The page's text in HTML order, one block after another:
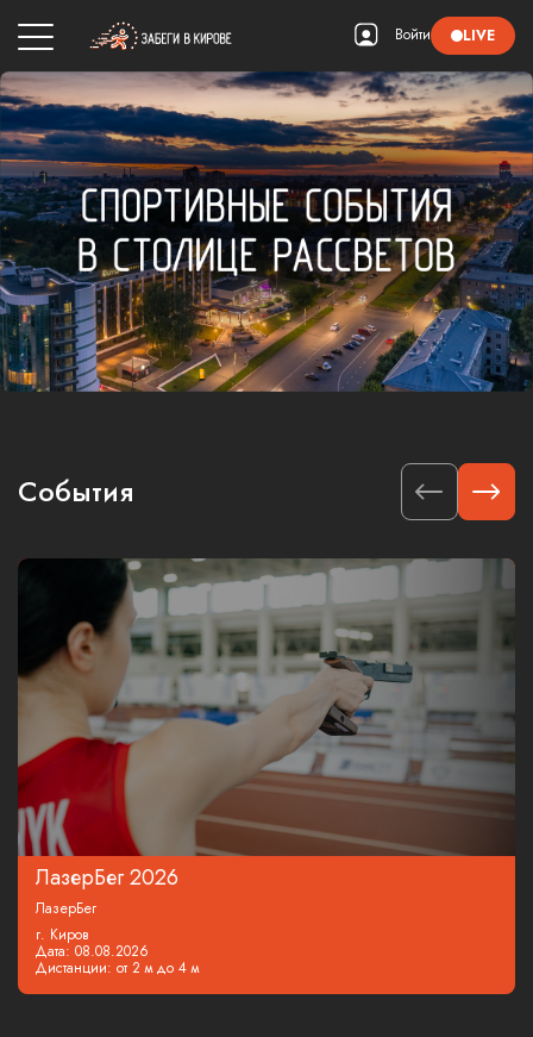
Войти LIVE
События
ЛазерБег 2026
ЛазерБег
г. Киров
Дата: 08.08.2026
Дистанции: от 2 м до 4 м